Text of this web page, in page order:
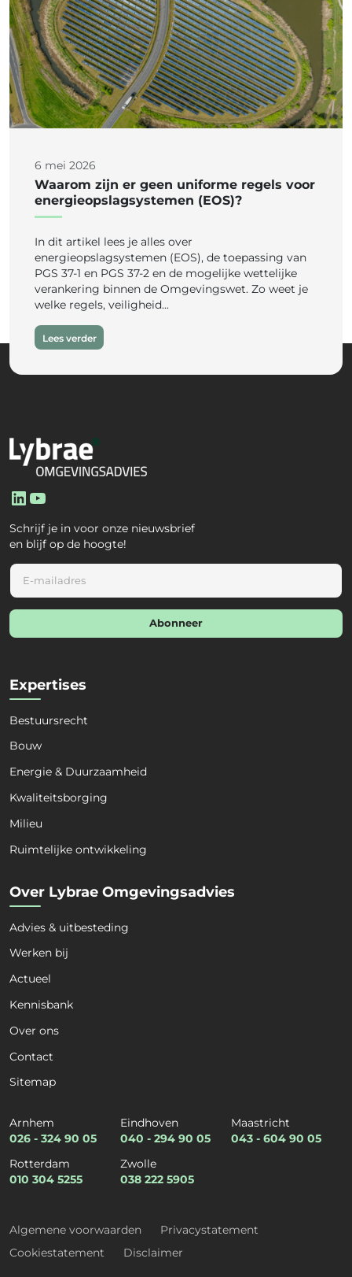
6 mei 2026
Waarom zijn er geen uniforme regels voor
energieopslagsystemen (EOS)?
In dit artikel lees je alles over
energieopslagsystemen (EOS), de toepassing van
PGS 37-1 en PGS 37-2 en de mogelijke wettelijke
verankering binnen de Omgevingswet. Zo weet je
welke regels, veiligheid...
Lees verder
LinkedIn
Schrijf je in voor onze nieuwsbrief
en blijf op de hoogte!
E
a
i
l
Abonneer
Expertises
Bestuursrecht
Bouw
Energie & Duurzaamheid
Kwaliteitsborging
Milieu
Ruimtelijke ontwikkeling
Over Lybrae Omgevingsadvies
Advies & uitbesteding
Werken bij
Actueel
Kennisbank
Over ons
Contact
Sitemap
Arnhem
026 - 324 90 05
Eindhoven
040 - 294 90 05
Maastricht
043 - 604 90 05
Rotterdam
010 304 5255
Zwolle
038 222 5905
Algemene voorwaarden
Privacystatement
Cookiestatement
Disclaimer
Naam*
Kies een expertise *
E-mail*